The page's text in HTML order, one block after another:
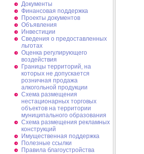
Документы
Финансовая поддержка
Проекты документов
Объявления
Инвестиции
Сведения о предоставленных
льготах
Оценка регулирующего
воздействия
Границы территорий, на
которых не допускается
розничная продажа
алкогольной продукции
Схема размещения
нестационарных торговых
объектов на территории
муниципального образования
Схема размещения рекламных
конструкций
Имущественная поддержка
Полезные ссылки
Правила благоустройства